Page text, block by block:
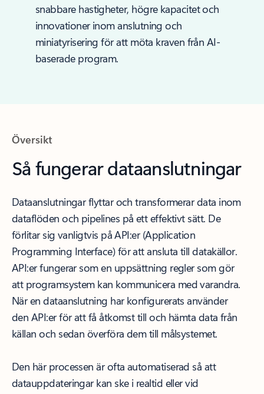
snabbare hastigheter, högre kapacitet och
innovationer inom anslutning och
miniatyrisering för att möta kraven från AI-
baserade program.
Översikt
Så fungerar dataanslutningar
Dataanslutningar flyttar och transformerar data inom
dataflöden och pipelines på ett effektivt sätt. De
förlitar sig vanligtvis på API:er (Application
Programming Interface) för att ansluta till datakällor.
API:er fungerar som en uppsättning regler som gör
att programsystem kan kommunicera med varandra.
När en dataanslutning har konfigurerats använder
den API:er för att få åtkomst till och hämta data från
källan och sedan överföra dem till målsystemet.
Den här processen är ofta automatiserad så att
datauppdateringar kan ske i realtid eller vid